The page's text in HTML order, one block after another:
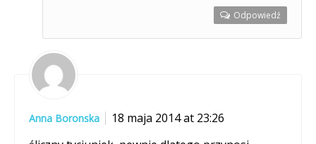
Odpowiedź
Anna Boronska
18 maja 2014 at 23:26